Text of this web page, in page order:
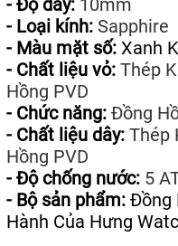
- Độ dày:10mm
- Loại kính:Sapphire
- Màu mặt số: Xanh
- Chất liệu vỏ:Thép
Hồng PVD
- Chức năng:Đồng
- Chất liệu dây:Thép
Hồng PVD
- Độ chống nước:5
- Bộ sản phẩm: Đồng
Hành Của Hưng